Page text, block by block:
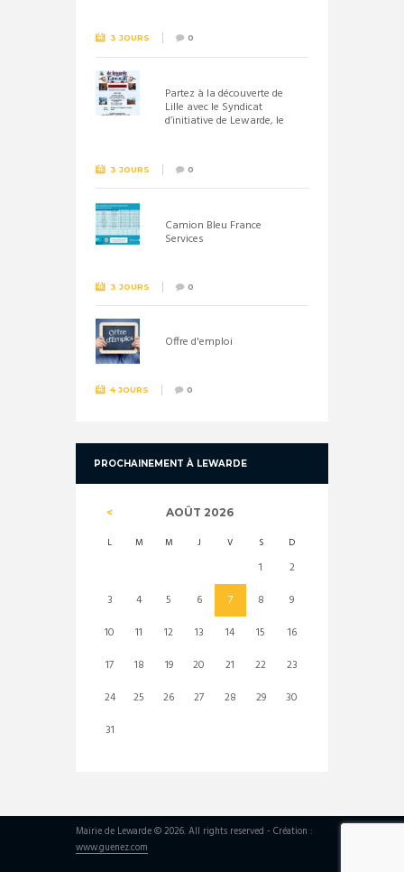
3 JOURS 0
Partez à la découverte de
Lille avec le Syndicat
d’initiative de Lewarde, le
3 JOURS 0
Camion Bleu France
Services
3 JOURS 0
Offre d'emploi
4 JOURS 0
PROCHAINEMENT À LEWARDE
AOÛT 2026
L M M J V S D
1
2
3
4 5 6 7 8
9
10
11 12 13 14 15
16
17
18 19 20 21 22
23
24
25 26 27 28 29
30
31
Mairie de Lewarde © 2026. All rights reserved - Création :
www.guenez.com